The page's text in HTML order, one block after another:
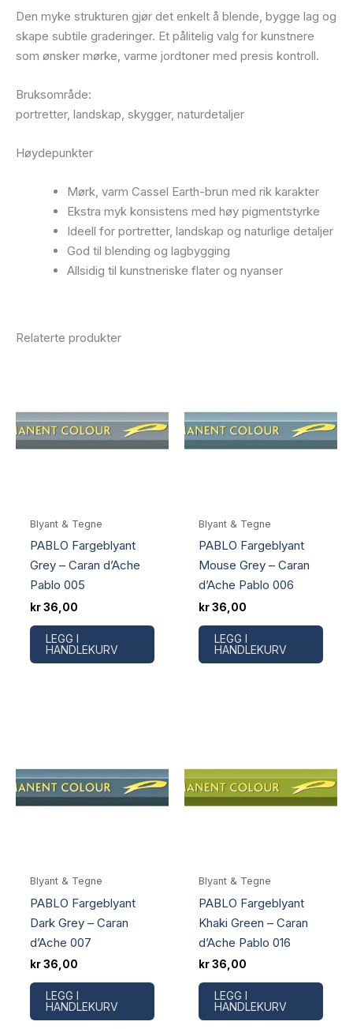
Den myke strukturen gjør det enkelt å blende, bygge lag og
skape subtile graderinger. Et pålitelig valg for kunstnere
som ønsker mørke, varme jordtoner med presis kontroll.
Bruksområde:
portretter, landskap, skygger, naturdetaljer
Høydepunkter
Mørk, varm Cassel Earth-brun med rik karakter
Ekstra myk konsistens med høy pigmentstyrke
Ideell for portretter, landskap og naturlige detaljer
God til blending og lagbygging
Allsidig til kunstneriske flater og nyanser
Relaterte produkter
Blyant & Tegne
PABLO Fargeblyant
Grey – Caran d’Ache
Pablo 005
kr36,00
LEGG I
HANDLEKURV
Blyant & Tegne
PABLO Fargeblyant
Mouse Grey – Caran
d’Ache Pablo 006
kr36,00
LEGG I
HANDLEKURV
Blyant & Tegne
PABLO Fargeblyant
Dark Grey – Caran
d’Ache 007
kr36,00
LEGG I
HANDLEKURV
Blyant & Tegne
PABLO Fargeblyant
Khaki Green – Caran
d’Ache Pablo 016
kr36,00
LEGG I
HANDLEKURV